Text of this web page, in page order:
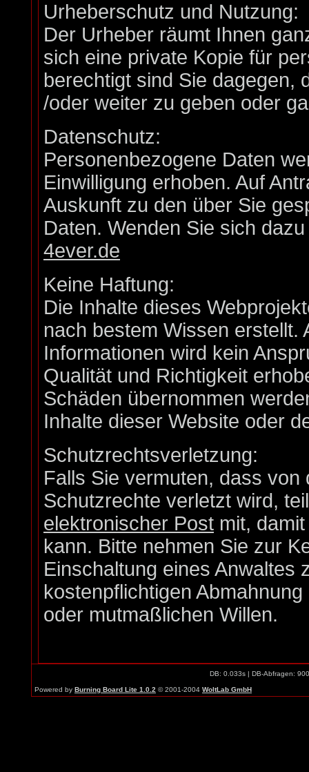
Urheberschutz und Nutzung:
Der Urheber räumt Ihnen
sich eine private Kopie für
berechtigt sind Sie dagegen,
/oder weiter zu geben oder
Datenschutz:
Personenbezogene Daten
Einwilligung erhoben. Auf
Auskunft zu den über Sie
Daten. Wenden Sie sich
4ever.de
Keine Haftung:
Die Inhalte dieses
nach bestem Wissen erstellt.
Informationen wird kein
Qualität und Richtigkeit
Schäden übernommen
Inhalte dieser Website oder
Schutzrechtsverletzung:
Falls Sie vermuten, dass
Schutzrechte verletzt wird,
elektronischer Post mit,
kann. Bitte nehmen Sie zur
Einschaltung eines Anwaltes
kostenpflichtigen
oder mutmaßlichen Willen.
DB: 0.033s | DB-Abfragen:
Powered by Burning Board Lite 1.0.2 © 2001-2004 WoltLab GmbH